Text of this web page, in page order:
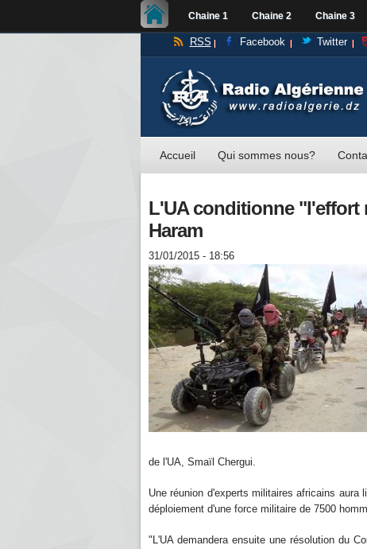
Chaine 1 Chaine 2 Chaine 3
RSS Facebook Twitter
Accueil Qui sommes nous?
L'UA conditionne "l'effort
Haram
31/01/2015 - 18:56
de l'UA, Smaïl Chergui.
Une réunion d'experts militaires africains
déploiement d'une force militaire de 7500
"L'UA demandera ensuite une résolution du